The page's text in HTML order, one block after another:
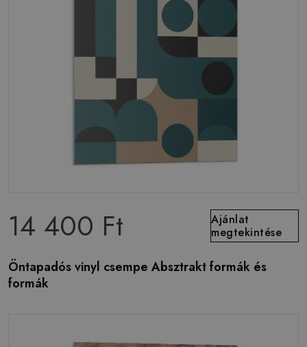
14 400 Ft
Ajánlat
megtekintése
Öntapadós vinyl csempe Absztrakt formák és
formák